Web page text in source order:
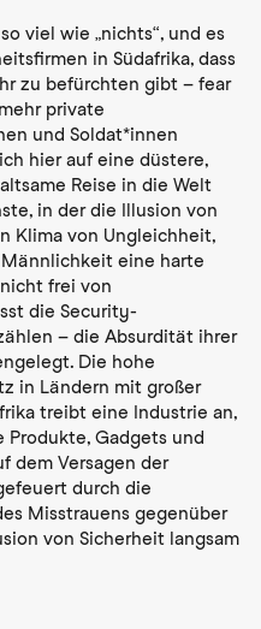
viel wie „nichts“, und es
in Südafrika, dass
zu befürchten gibt – fear
private
und Soldat*innen
hier auf eine düstere,
Reise in die Welt
in der die Illusion von
Klima von Ungleichheit,
eine harte
frei von
die Security-
– die Absurdität ihrer
Die hohe
in Ländern mit großer
treibt eine Industrie an,
Gadgets und
dem Versagen der
durch die
Misstrauens gegenüber
von Sicherheit langsam